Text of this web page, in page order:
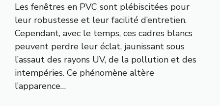
Les fenêtres en PVC sont plébiscitées pour
leur robustesse et leur facilité d’entretien.
Cependant, avec le temps, ces cadres blancs
peuvent perdre leur éclat, jaunissant sous
l’assaut des rayons UV, de la pollution et des
intempéries. Ce phénomène altère
l’apparence…